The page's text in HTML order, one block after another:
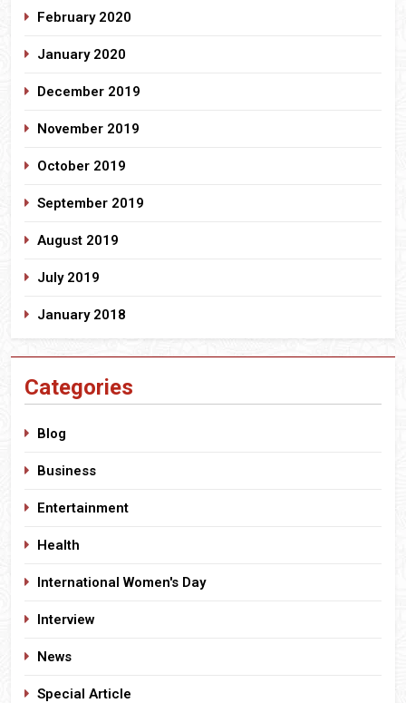
February 2020
January 2020
December 2019
November 2019
October 2019
September 2019
August 2019
July 2019
January 2018
Categories
Blog
Business
Entertainment
Health
International Women's Day
Interview
News
Special Article